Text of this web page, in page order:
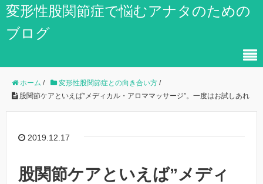
変形性股関節症で悩むアナタのための
ブログ
ホーム / 変形性股関節症との向き合い方 /
股関節ケアといえば”メディカル・アロママッサージ”。一度はお試しあれ
2019.12.17
股関節ケアといえば”メディ